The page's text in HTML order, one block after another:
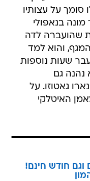
סומך על עצותיו
מונה בנאפולי
שהועברה לדה
והוא למד
שעות נוספות
גם
גאטוזו. על
האיטלקי
75 שקלים וגם חודש חינם!